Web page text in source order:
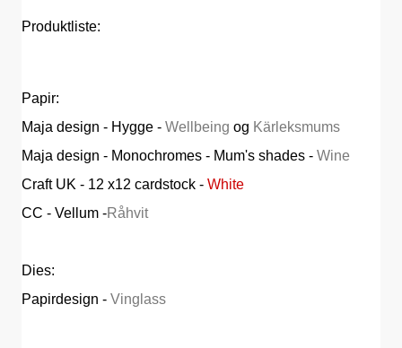
Produktliste:
Papir:
Maja design - Hygge - Wellbeing og Kärleksmums
Maja design - Monochromes - Mum's shades - Wine
Craft UK - 12 x12 cardstock - White
CC - Vellum -Råhvit
Dies:
Papirdesign - Vinglass